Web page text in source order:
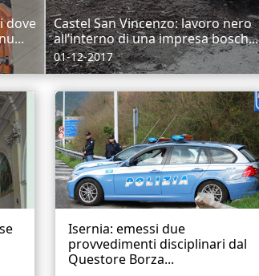
dove
Castel San Vincenzo: lavoro nero
all’interno di una impresa bosch...
01-12-2017
Isernia: emessi due
provvedimenti disciplinari dal
Questore Borza...